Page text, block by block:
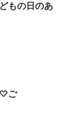
もの日のあ
ご